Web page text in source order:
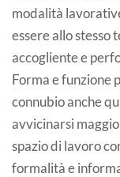
modalità
essere allo stesso
accogliente e
Forma e funzione
connubio anche
avvicinarsi
spazio di lavoro
formalità e